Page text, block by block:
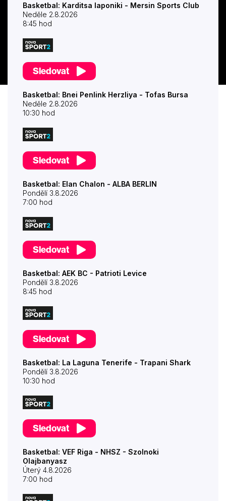
Basketbal: Karditsa Iaponiki - Mersin Sports Club
Neděle 2.8.2026
8:45 hod
Sledovat
Basketbal: Bnei Penlink Herzliya - Tofas Bursa
Neděle 2.8.2026
10:30 hod
Sledovat
Basketbal: Elan Chalon - ALBA BERLIN
Pondělí 3.8.2026
7:00 hod
Sledovat
Basketbal: AEK BC - Patrioti Levice
Pondělí 3.8.2026
8:45 hod
Sledovat
Basketbal: La Laguna Tenerife - Trapani Shark
Pondělí 3.8.2026
10:30 hod
Sledovat
Basketbal: VEF Riga - NHSZ - Szolnoki
Olajbanyasz
Úterý 4.8.2026
7:00 hod